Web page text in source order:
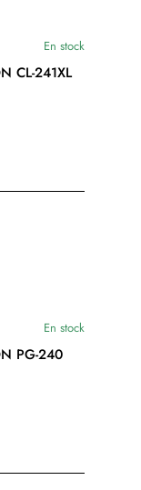
En stock
CL-241XL
En stock
PG-240